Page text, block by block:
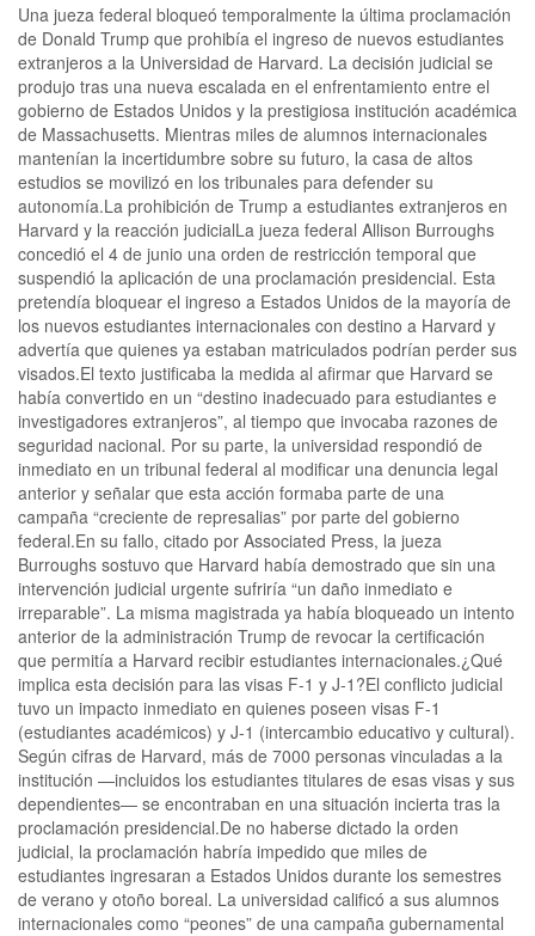
Una jueza federal bloqueó temporalmente la última proclamación
de Donald Trump que prohibía el ingreso de nuevos estudiantes
extranjeros a la Universidad de Harvard. La decisión judicial se
produjo tras una nueva escalada en el enfrentamiento entre el
gobierno de Estados Unidos y la prestigiosa institución académica
de Massachusetts. Mientras miles de alumnos internacionales
mantenían la incertidumbre sobre su futuro, la casa de altos
estudios se movilizó en los tribunales para defender su
autonomía.La prohibición de Trump a estudiantes extranjeros en
Harvard y la reacción judicialLa jueza federal Allison Burroughs
concedió el 4 de junio una orden de restricción temporal que
suspendió la aplicación de una proclamación presidencial. Esta
pretendía bloquear el ingreso a Estados Unidos de la mayoría de
los nuevos estudiantes internacionales con destino a Harvard y
advertía que quienes ya estaban matriculados podrían perder sus
visados.El texto justificaba la medida al afirmar que Harvard se
había convertido en un “destino inadecuado para estudiantes e
investigadores extranjeros”, al tiempo que invocaba razones de
seguridad nacional. Por su parte, la universidad respondió de
inmediato en un tribunal federal al modificar una denuncia legal
anterior y señalar que esta acción formaba parte de una
campaña “creciente de represalias” por parte del gobierno
federal.En su fallo, citado por Associated Press, la jueza
Burroughs sostuvo que Harvard había demostrado que sin una
intervención judicial urgente sufriría “un daño inmediato e
irreparable”. La misma magistrada ya había bloqueado un intento
anterior de la administración Trump de revocar la certificación
que permitía a Harvard recibir estudiantes internacionales.¿Qué
implica esta decisión para las visas F-1 y J-1?El conflicto judicial
tuvo un impacto inmediato en quienes poseen visas F-1
(estudiantes académicos) y J-1 (intercambio educativo y cultural).
Según cifras de Harvard, más de 7000 personas vinculadas a la
institución —incluidos los estudiantes titulares de esas visas y sus
dependientes— se encontraban en una situación incierta tras la
proclamación presidencial.De no haberse dictado la orden
judicial, la proclamación habría impedido que miles de
estudiantes ingresaran a Estados Unidos durante los semestres
de verano y otoño boreal. La universidad calificó a sus alumnos
internacionales como “peones” de una campaña gubernamental